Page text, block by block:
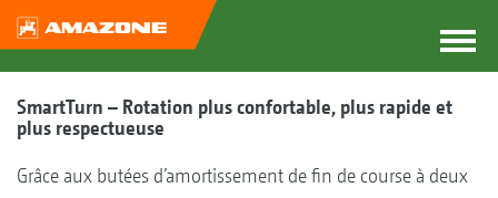
SmartTurn – Rotation plus confortable, plus rapide et
plus respectueuse
Grâce aux butées d’amortissement de fin de course à deux